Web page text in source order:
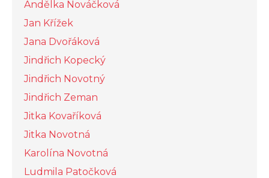
Andělka Nováčková
Jan Křížek
Jana Dvořáková
Jindřich Kopecký
Jindřich Novotný
Jindřich Zeman
Jitka Kovaříková
Jitka Novotná
Karolína Novotná
Ludmila Patočková